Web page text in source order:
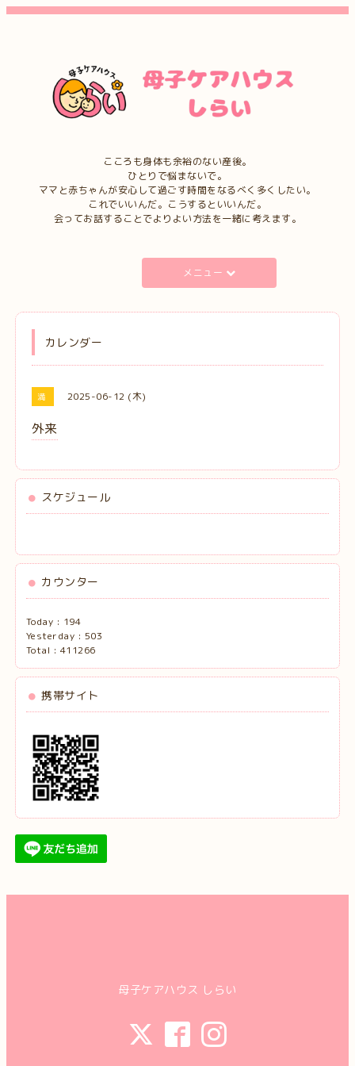
こころも身体も余裕のない産後。
ひとりで悩まないで。
ママと赤ちゃんが安心して過ごす時間をなるべく多くしたい。
これでいいんだ。こうするといいんだ。
会ってお話することでよりよい方法を一緒に考えます。
メニュー
カレンダー
満 2025-06-12 (木)
外来
スケジュール
カウンター
Today : 194
Yesterday : 503
Total : 411266
携帯サイト
母子ケアハウス しらい